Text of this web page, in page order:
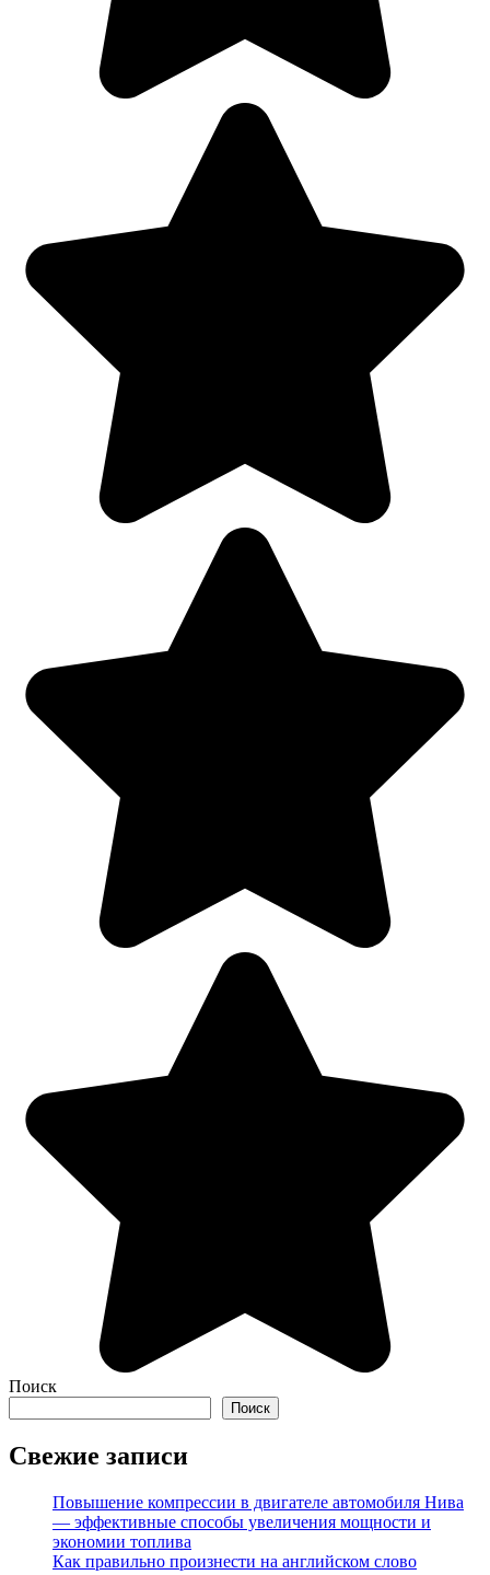
Поиск
Поиск
Свежие записи
Повышение компрессии в двигателе автомобиля Нива
— эффективные способы увеличения мощности и
экономии топлива
Как правильно произнести на английском слово